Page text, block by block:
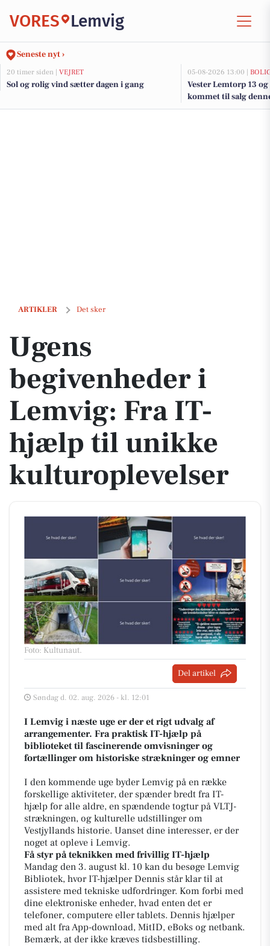
VORES Lemvig
Seneste nyt ›
20 timer siden | VEJRET
Sol og rolig vind sætter dagen i gang
05-08-2026 13:00 |
Vester Lemtorp 13
kommet til salg
boligerne her.
ARTIKLER Det sker
Ugens begivenheder i Lemvig: Fra IT-hjælp til unikke
Ugens
begivenheder i
Lemvig: Fra IT-
hjælp til unikke
kulturoplevelser
Foto: Kultunaut.
Del artikel
Søndag d. 02. aug. 2026 - kl. 12:01
I Lemvig i næste uge er der et rigt udvalg af
arrangementer. Fra praktisk IT-hjælp på
biblioteket til fascinerende omvisninger og
fortællinger om historiske strækninger og emner
I den kommende uge byder Lemvig på en række
forskellige aktiviteter, der spænder bredt fra IT-
hjælp for alle aldre, en spændende togtur på VLTJ-
strækningen, og kulturelle udstillinger om
Vestjyllands historie. Uanset dine interesser, er der
noget at opleve i Lemvig.
Få styr på teknikken med frivillig IT-hjælp
Mandag den 3. august kl. 10 kan du besøge Lemvig
Bibliotek, hvor IT-hjælper Dennis står klar til at
assistere med tekniske udfordringer. Kom forbi med
dine elektroniske enheder, hvad enten det er
telefoner, computere eller tablets. Dennis hjælper
med alt fra App-download, MitID, eBoks og netbank.
Bemærk, at der ikke kræves tidsbestilling.